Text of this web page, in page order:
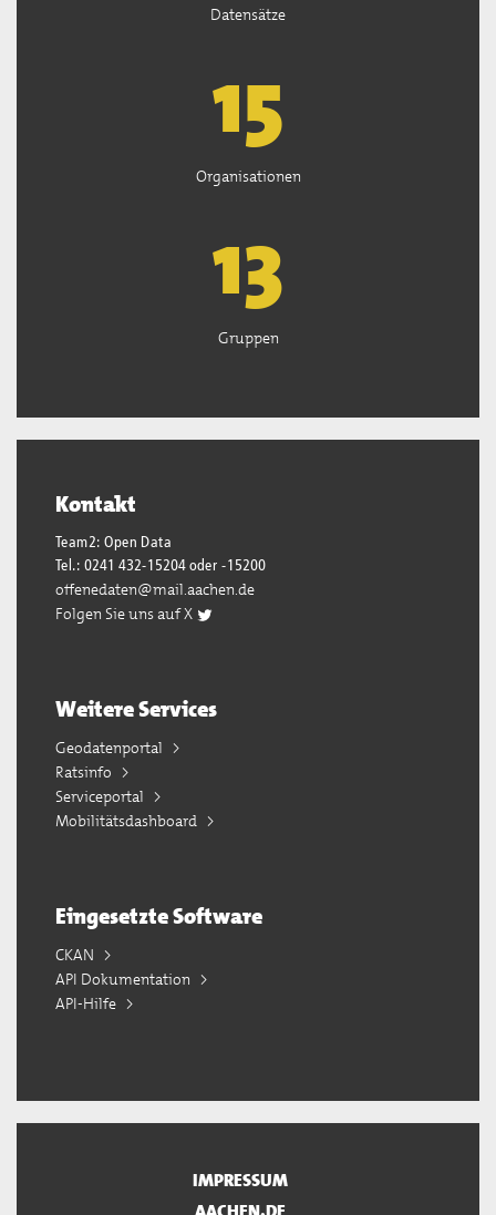
Datensätze
15
Organisationen
13
Gruppen
Kontakt
Team2: Open Data
Tel.: 0241 432-15204 oder -15200
offenedaten@mail.aachen.de
Folgen Sie uns auf X
Weitere Services
Geodatenportal
Ratsinfo
Serviceportal
Mobilitätsdashboard
Eingesetzte Software
CKAN
API Dokumentation
API-Hilfe
IMPRESSUM